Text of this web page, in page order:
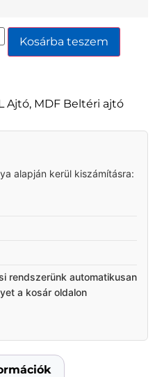
Kosárba teszem
Ajtó, MDF Beltéri ajtó
alapján kerül kiszámításra:
rendszerünk automatikusan
a kosár oldalon